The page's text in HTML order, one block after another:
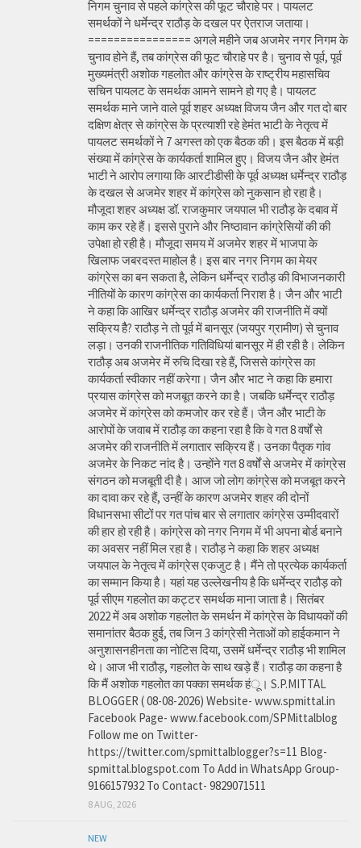
निगम चुनाव से पहले कांग्रेस की फूट चौराहे पर। पायलट
समर्थकों ने धर्मेन्द्र राठौड़ के दखल पर ऐतराज जताया।
================ अगले महीने जब अजमेर नगर निगम के
चुनाव होने हैं, तब कांग्रेस की फूट चौराहे पर है। चुनाव से पूर्व, पूर्व
मुख्यमंत्री अशोक गहलोत और कांग्रेस के राष्ट्रीय महासचिव
सचिन पायलट के समर्थक आमने सामने हो गए है। पायलट
समर्थक माने जाने वाले पूर्व शहर अध्यक्ष विजय जैन और गत दो बार
दक्षिण क्षेत्र से कांग्रेस के प्रत्याशी रहे हेमंत भाटी के नेतृत्व में
पायलट समर्थकों ने 7 अगस्त को एक बैठक की। इस बैठक में बड़ी
संख्या में कांग्रेस के कार्यकर्ता शामिल हुए। विजय जैन और हेमंत
भाटी ने आरोप लगाया कि आरटीडीसी के पूर्व अध्यक्ष धर्मेन्द्र राठौड़
के दखल से अजमेर शहर में कांग्रेस को नुकसान हो रहा है।
मौजूदा शहर अध्यक्ष डॉ. राजकुमार जयपाल भी राठौड़ के दबाव में
काम कर रहे हैं। इससे पुराने और निष्ठावान कांग्रेसियों की की
उपेक्षा हो रही है। मौजूदा समय में अजमेर शहर में भाजपा के
खिलाफ जबरदस्त माहोल है। इस बार नगर निगम का मेयर
कांग्रेस का बन सकता है, लेकिन धर्मेन्द्र राठौड़ की विभाजनकारी
नीतियों के कारण कांग्रेस का कार्यकर्ता निराश है। जैन और भाटी
ने कहा कि आखिर धर्मेन्द्र राठौड़ अजमेर की राजनीति में क्यों
सक्रिय हैै? राठौड़ ने तो पूर्व में बानसूर (जयपुर ग्रामीण) से चुनाव
लड़ा। उनकी राजनीतिक गतिविधियां बानसूर में ही रही है। लेकिन
राठौड़ अब अजमेर में रुचि दिखा रहे हैं, जिससे कांग्रेस का
कार्यकर्ता स्वीकार नहीं करेगा। जैन और भाट ने कहा कि हमारा
प्रयास कांग्रेस को मजबूत करने का है। जबकि धर्मेन्द्र राठौड़
अजमेर में कांग्रेस को कमजोर कर रहे हैं। जैन और भाटी के
आरोपों के जवाब में राठौड़ का कहना रहा है कि वे गत 8 वर्षों से
अजमेर की राजनीति में लगातार सक्रिय हैं। उनका पैतृक गांव
अजमेर के निकट नांद है। उन्होंने गत 8 वर्षों से अजमेर में कांग्रेस
संगठन को मजबूती दी है। आज जो लोग कांग्रेस को मजबूत करने
का दावा कर रहे हैं, उन्हीं के कारण अजमेर शहर की दोनों
विधानसभा सीटों पर गत पांच बार से लगातार कांग्रेस उम्मीदवारों
की हार हो रही है। कांग्रेस को नगर निगम में भी अपना बोर्ड बनाने
का अवसर नहीं मिल रहा है। राठौड़ ने कहा कि शहर अध्यक्ष
जयपाल के नेतृत्व में कांग्रेस एकजुट है। मैंने तो प्रत्येक कार्यकर्ता
का सम्मान किया है। यहां यह उल्लेखनीय है कि धर्मेन्द्र राठौड़ को
पूर्व सीएम गहलोत का कट्टर समर्थक माना जाता है। सितंबर
2022 में अब अशोक गहलोत के समर्थन में कांग्रेस के विधायकों की
समानांतर बैठक हुई, तब जिन 3 कांग्रेसी नेताओं को हाईकमान ने
अनुशासनहीनता का नोटिस दिया, उसमें धर्मेन्द्र राठौड़ भी शामिल
थे। आज भी राठौड़, गहलोत के साथ खड़े हैं। राठौड़ का कहना है
कि मैं अशोक गहलोत का पक्का समर्थक हंू। S.P.MITTAL
BLOGGER ( 08-08-2026) Website- www.spmittal.in
Facebook Page- www.facebook.com/SPMittalblog
Follow me on Twitter-
https://twitter.com/spmittalblogger?s=11 Blog-
spmittal.blogspot.com To Add in WhatsApp Group-
9166157932 To Contact- 9829071511
8 AUG, 2026
NEW